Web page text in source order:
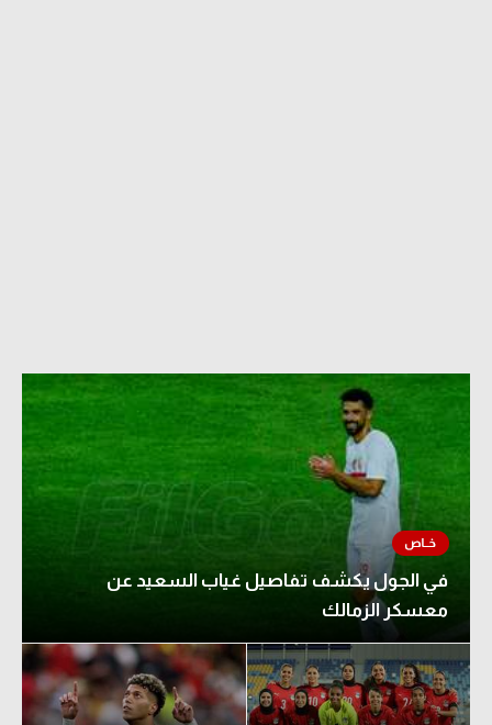
في الجول يكشف تفاصيل غياب السعيد عن
معسكر الزمالك